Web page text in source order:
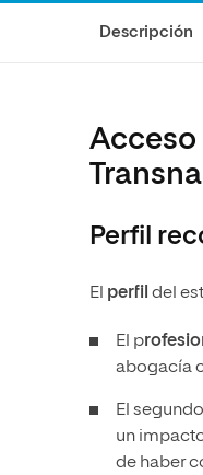
Música
Descripción
Acceso
Perfil
El perfil del
El p
abogacía
El
un
de haber